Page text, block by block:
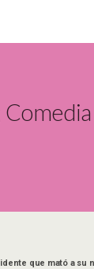
que mató a su